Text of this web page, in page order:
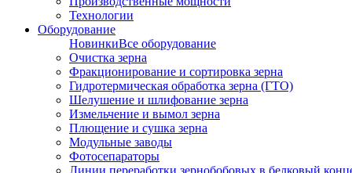
Технологии
Оборудование
НовинкиВсе оборудование
Очистка зерна
Фракционирование и сортировка зерна
Гидротермическая обработка зерна (ГТО)
Шелушение и шлифование зерна
Измельчение и вымол зерна
Плющение и сушка зерна
Модульные заводы
Фотосепараторы